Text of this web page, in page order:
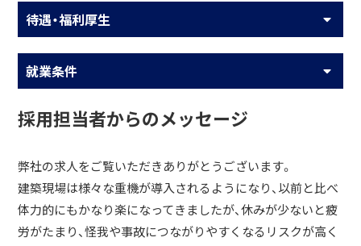
待遇・福利厚生
就業条件
採用担当者からのメッセージ
弊社の求人をご覧いただきありがとうございます。
建築現場は様々な重機が導入されるようになり、以前と比べ
体力的にもかなり楽になってきましたが、休みが少ないと疲
労がたまり、怪我や事故につながりやすくなるリスクが高く